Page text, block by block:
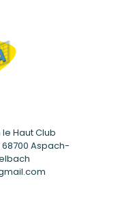
Haut Club
Aspach-